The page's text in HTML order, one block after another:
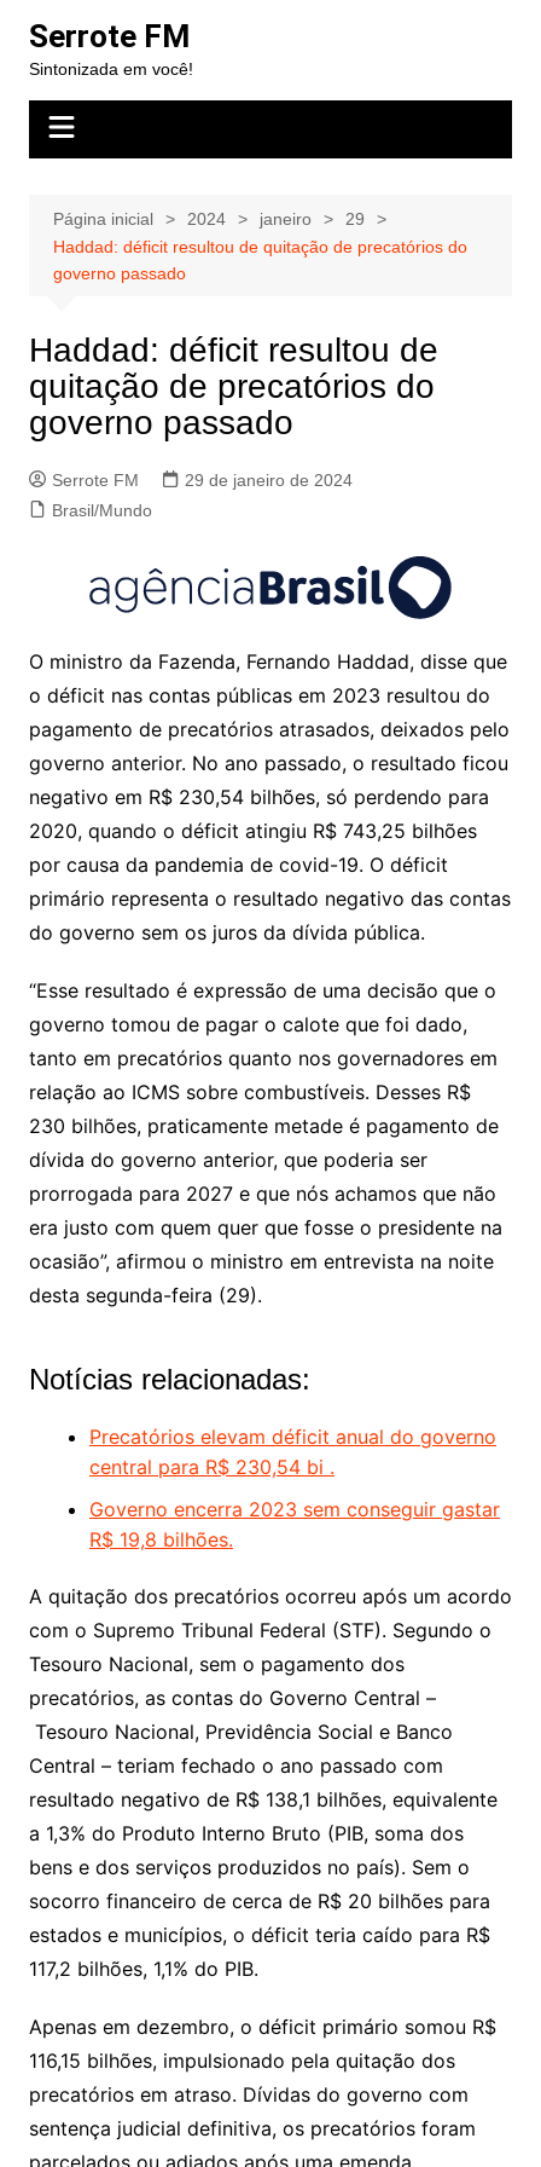
para
conteúdo
Serrote FM
Sintonizada em você!
Página inicial 2024 janeiro
29
Haddad: déficit resultou de quitação de precatórios do
governo passado
Haddad: déficit resultou de
quitação de precatórios do
governo passado
Serrote FM
29 de janeiro de 2024
Brasil/Mundo
O ministro da Fazenda, Fernando Haddad, disse que
o déficit nas contas públicas em 2023 resultou do
pagamento de precatórios atrasados, deixados pelo
governo anterior. No ano passado, o resultado ficou
negativo em R$ 230,54 bilhões, só perdendo para
2020, quando o déficit atingiu R$ 743,25 bilhões
por causa da pandemia de covid-19. O déficit
primário representa o resultado negativo das contas
do governo sem os juros da dívida pública.
“Esse resultado é expressão de uma decisão que o
governo tomou de pagar o calote que foi dado,
tanto em precatórios quanto nos governadores em
relação ao ICMS sobre combustíveis. Desses R$
230 bilhões, praticamente metade é pagamento de
dívida do governo anterior, que poderia ser
prorrogada para 2027 e que nós achamos que não
era justo com quem quer que fosse o presidente na
ocasião”, afirmou o ministro em entrevista na noite
desta segunda-feira (29).
Notícias relacionadas:
Precatórios elevam déficit anual do governo
central para R$ 230,54 bi .
Governo encerra 2023 sem conseguir gastar
R$ 19,8 bilhões.
A quitação dos precatórios ocorreu após um acordo
com o Supremo Tribunal Federal (STF). Segundo o
Tesouro Nacional, sem o pagamento dos
precatórios, as contas do Governo Central –
Tesouro Nacional, Previdência Social e Banco
Central – teriam fechado o ano passado com
resultado negativo de R$ 138,1 bilhões, equivalente
a 1,3% do Produto Interno Bruto (PIB, soma dos
bens e dos serviços produzidos no país). Sem o
socorro financeiro de cerca de R$ 20 bilhões para
estados e municípios, o déficit teria caído para R$
117,2 bilhões, 1,1% do PIB.
Apenas em dezembro, o déficit primário somou R$
116,15 bilhões, impulsionado pela quitação dos
precatórios em atraso. Dívidas do governo com
sentença judicial definitiva, os precatórios foram
parcelados ou adiados após uma emenda